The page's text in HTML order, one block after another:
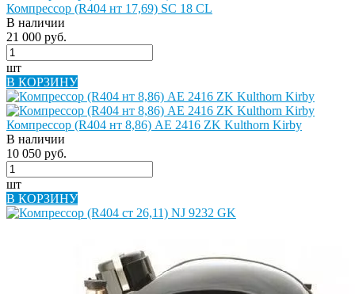
Компрессор (R404 нт 17,69) SC 18 СL
В наличии
21 000 руб.
шт
В КОРЗИНУ
Компрессор (R404 нт 8,86) AE 2416 ZK Kulthorn Kirby
В наличии
10 050 руб.
шт
В КОРЗИНУ